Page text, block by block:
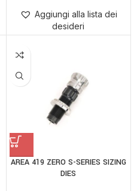
Aggiungi alla lista dei
desideri
AREA 419 ZERO S-SERIES SIZING
DIES